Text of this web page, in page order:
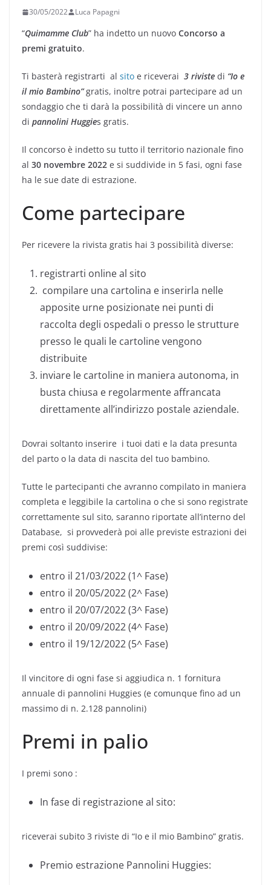
30/05/2022 Luca Papagni
“Quimamme Club” ha indetto un nuovo Concorso a
premi gratuito.
Ti basterà registrarti al sito e riceverai 3 riviste di “Io e
il mio Bambino”gratis, inoltre potrai partecipare ad un
sondaggio che ti darà la possibilità di vincere un anno
di pannolini Huggies gratis.
Il concorso è indetto su tutto il territorio nazionale fino
al 30 novembre 2022 e si suddivide in 5 fasi, ogni fase
ha le sue date di estrazione.
Come partecipare
Per ricevere la rivista gratis hai 3 possibilità diverse:
registrarti online al sito
compilare una cartolina e inserirla nelle
apposite urne posizionate nei punti di
raccolta degli ospedali o presso le strutture
presso le quali le cartoline vengono
distribuite
inviare le cartoline in maniera autonoma, in
busta chiusa e regolarmente affrancata
direttamente all’indirizzo postale aziendale.
Dovrai soltanto inserire i tuoi dati e la data presunta
del parto o la data di nascita del tuo bambino.
Tutte le partecipanti che avranno compilato in maniera
completa e leggibile la cartolina o che si sono registrate
correttamente sul sito, saranno riportate all’interno del
Database, si provvederà poi alle previste estrazioni dei
premi così suddivise:
entro il 21/03/2022 (1^ Fase)
entro il 20/05/2022 (2^ Fase)
entro il 20/07/2022 (3^ Fase)
entro il 20/09/2022 (4^ Fase)
entro il 19/12/2022 (5^ Fase)
Il vincitore di ogni fase si aggiudica n. 1 fornitura
annuale di pannolini Huggies (e comunque fino ad un
massimo di n. 2.128 pannolini)
Premi in palio
I premi sono :
In fase di registrazione al sito:
riceverai subito 3 riviste di “Io e il mio Bambino” gratis.
Premio estrazione Pannolini Huggies: